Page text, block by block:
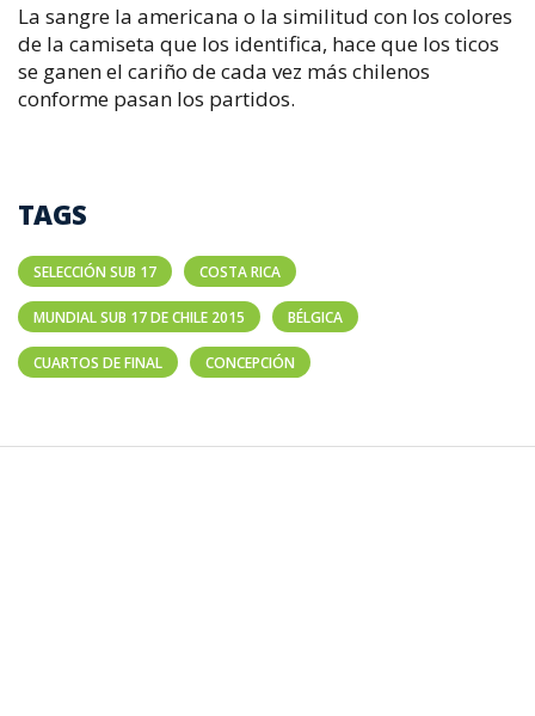
La sangre la americana o la similitud con los colores
de la camiseta que los identifica, hace que los ticos
se ganen el cariño de cada vez más chilenos
conforme pasan los partidos.
TAGS
SELECCIÓN SUB 17 COSTA RICA
MUNDIAL SUB 17 DE CHILE 2015 BÉLGICA
CUARTOS DE FINAL CONCEPCIÓN